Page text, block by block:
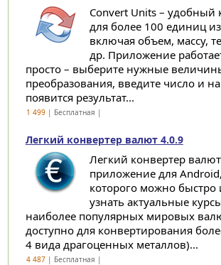
Convert Units – удобный
для более 100 единиц
включая объем, массу,
др. Приложение
просто – выберите нужные
преобразования, введите число и
появится результат...
1 499| Бесплатная |
Легкий конвертер валют 4.0.9
Легкий конвертер
приложение для
которого можно быстро
узнать актуальные
наиболее популярных мировых
доступно для конвертирования
4 вида драгоценных металлов)...
4 487| Бесплатная |